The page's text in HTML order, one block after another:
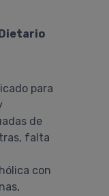
para
de
falta
con